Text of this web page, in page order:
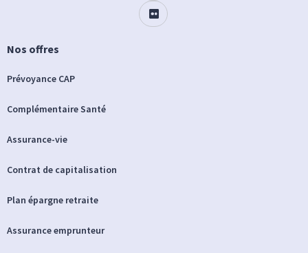
Nos offres
Prévoyance CAP
Complémentaire Santé
Assurance-vie
Contrat de capitalisation
Plan épargne retraite
Assurance emprunteur